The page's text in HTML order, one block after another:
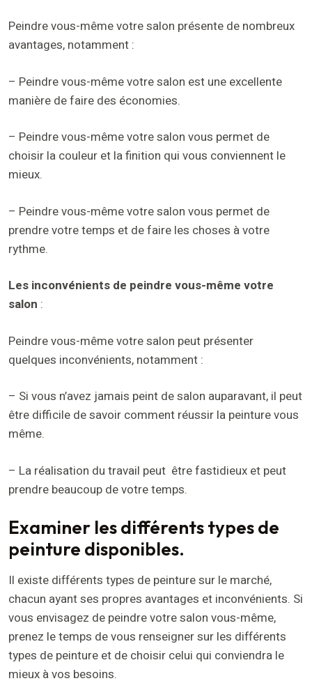
Peindre vous-même votre salon présente de nombreux
avantages, notamment :
– Peindre vous-même votre salon est une excellente
manière de faire des économies.
– Peindre vous-même votre salon vous permet de
choisir la couleur et la finition qui vous conviennent le
mieux.
– Peindre vous-même votre salon vous permet de
prendre votre temps et de faire les choses à votre
rythme.
Les inconvénients de peindre vous-même votre
salon :
Peindre vous-même votre salon peut présenter
quelques inconvénients, notamment :
– Si vous n’avez jamais peint de salon auparavant, il peut
être difficile de savoir comment réussir la peinture vous
même.
– La réalisation du travail peut être fastidieux et peut
prendre beaucoup de votre temps.
Examiner les différents types de
peinture disponibles.
Il existe différents types de peinture sur le marché,
chacun ayant ses propres avantages et inconvénients. Si
vous envisagez de peindre votre salon vous-même,
prenez le temps de vous renseigner sur les différents
types de peinture et de choisir celui qui conviendra le
mieux à vos besoins.